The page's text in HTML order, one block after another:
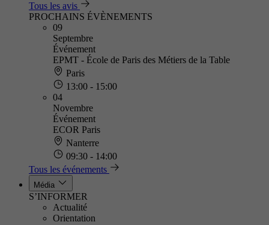
Tous les avis
PROCHAINS ÉVÈNEMENTS
09
Septembre
Événement
EPMT - École de Paris des Métiers de la Table
Paris
13:00 - 15:00
04
Novembre
Événement
ECOR Paris
Nanterre
09:30 - 14:00
Tous les événements
Média
S’INFORMER
Actualité
Orientation